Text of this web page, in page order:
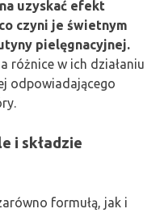
uzyskać efekt
czyni je świetnym
pielęgnacyjnej.
różnice w ich działaniu
odpowiadającego
i składzie
formułą, jak i